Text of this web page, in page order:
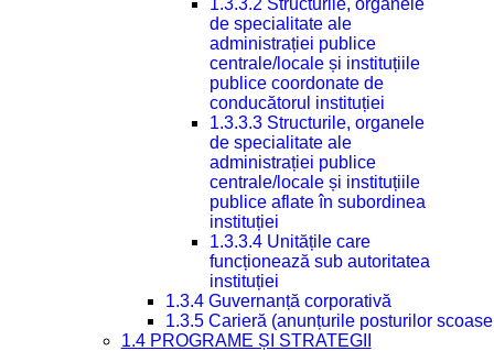
1.3.3.2 Structurile, organele
de specialitate ale
administrației publice
centrale/locale și instituțiile
publice coordonate de
conducătorul instituției
1.3.3.3 Structurile, organele
de specialitate ale
administrației publice
centrale/locale și instituțiile
publice aflate în subordinea
instituției
1.3.3.4 Unitățile care
funcționează sub autoritatea
instituției
1.3.4 Guvernanță corporativă
1.3.5 Carieră (anunțurile posturilor
1.4 PROGRAME ȘI STRATEGII